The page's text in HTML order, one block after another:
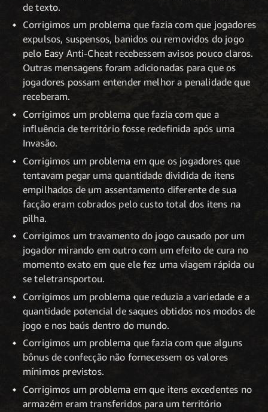
de texto.
Corrigimos um problema que fazia com que jogadores
expulsos, suspensos, banidos ou removidos do jogo
pelo Easy Anti-Cheat recebessem avisos pouco claros.
Outras mensagens foram adicionadas para que os
jogadores possam entender melhor a penalidade que
receberam.
Corrigimos um problema que fazia com que a
influência de território fosse redefinida após uma
Invasão.
Corrigimos um problema em que os jogadores que
tentavam pegar uma quantidade dividida de itens
empilhados de um assentamento diferente de sua
facção eram cobrados pelo custo total dos itens na
pilha.
Corrigimos um travamento do jogo causado por um
jogador mirando em outro com um efeito de cura no
momento exato em que ele fez uma viagem rápida ou
se teletransportou.
Corrigimos um problema que reduzia a variedade e a
quantidade potencial de saques obtidos nos modos de
jogo e nos baús dentro do mundo.
Corrigimos um problema que fazia com que alguns
bônus de confecção não fornecessem os valores
mínimos previstos.
Corrigimos um problema em que itens excedentes no
armazém eram transferidos para um território